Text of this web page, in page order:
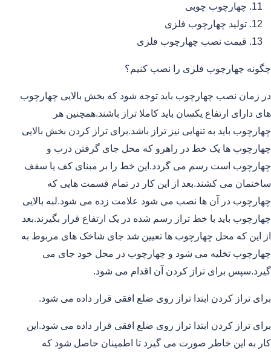
چهارچوب چوبی
تولید چهارچوب فلزی
قیمت نصب چهارچوب فلزی
چگونه چهارچوب فلزی را نصب کنیم؟
در زمان نصب چهارچوب باید توجه شود که بخش بالایی چهارچوب
های دارای ارتفاع یکسان باید کاملا تراز باشند.همچنین هر
چهارچوب باید به تنهایی نیز تراز باشد.برای تراز کردن بخش بالایی
چهارچوب ها یک خط در راهرو که محل جای گرفتن درب و
چهارچوب است رسم می گردد.این خط را بر مبنای کف یا سقف
ساختمان می کشند.بعد از این کار در تمام قسمت هایی که
چهارچوب در آن ها نصب می شود علامت زده می شود.لبه بالایی
چهارچوب باید با خط تراز رسم شده در یک ارتفاع قرار بگیرند.بعد
از این که محل چهارچوب ها تعیین شد جای شاخک های مربوط به
چهارچوب تخلیه می شود و چهارچوب در محل خود جای می
گیرد.سپس برای تراز کردن آن اقدام می شود.
برای تراز کردن ابتدا تراز روی ضلع افقی قرار داده می شود.
برای تراز کردن ابتدا تراز روی ضلع افقی قرار داده می شود.این
کار به این خاطر صورت می گیرد تا اطمینان حاصل شود که